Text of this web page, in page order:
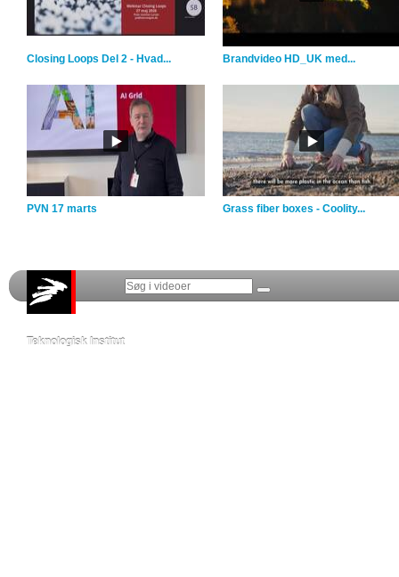
Closing Loops Del 2 - Hvad... Brandvideo HD_UK med...
PVN 17 marts Grass fiber boxes - Coolity...
Teknologisk Institut